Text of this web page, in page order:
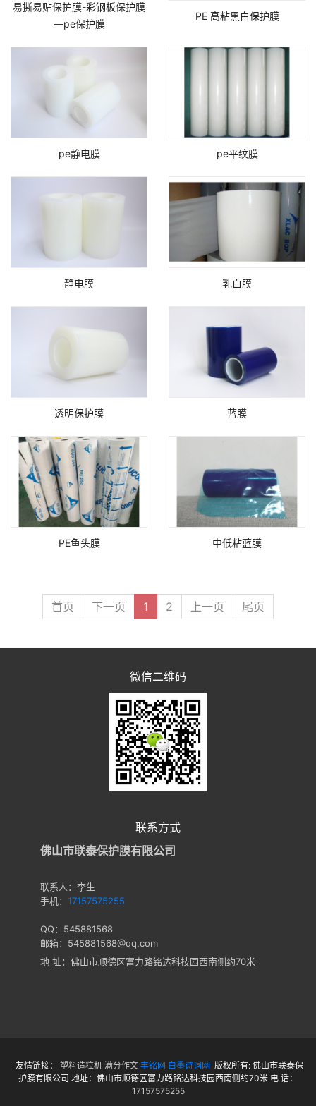
易撕易贴保护膜-彩钢板保护膜
—pe保护膜
PE 高粘黑白保护膜
pe静电膜 pe平纹膜
静电膜 乳白膜
透明保护膜 蓝膜
PE鱼头膜 中低粘蓝膜
首页 下一页 1 2 上一页 尾页
微信二维码
联系方式
佛山市联泰保护膜有限公司
联系人：李生
手机： 17157575255
QQ：545881568
邮箱：545881568@qq.com
地 址：佛山市顺德区富力路铭达科技园西南侧约70米
友情链接： 塑料造粒机 满分作文 丰铭网 白墨诗词网 版权所有: 佛山市联泰保
护膜有限公司 地址：佛山市顺德区富力路铭达科技园西南侧约70米 电 话：
17157575255